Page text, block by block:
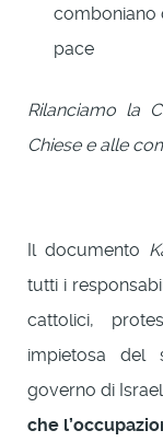
comboniano
pace
Rilanciamo la
Chiese e alle
Il documento
tutti i
cattolici,
impietosa del
governo di
che